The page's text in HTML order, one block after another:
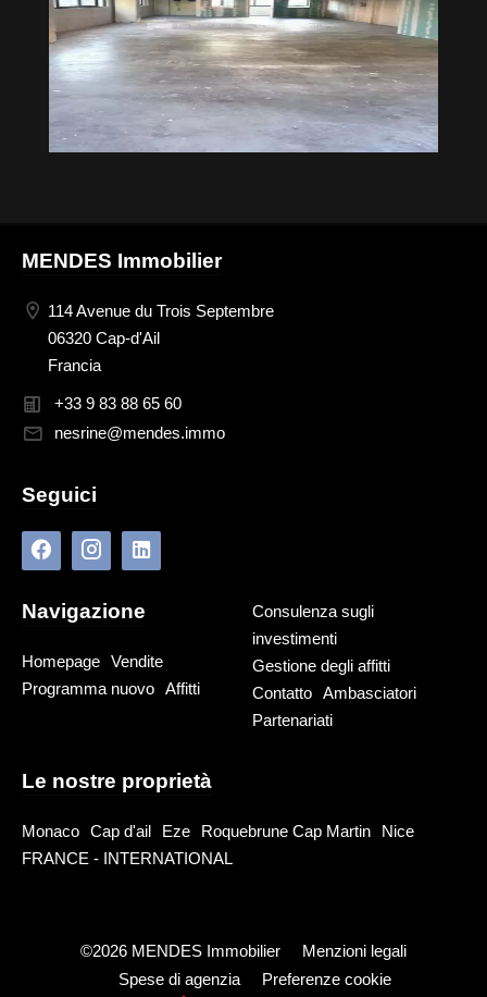
MENDES Immobilier
114 Avenue du Trois Septembre
06320 Cap-d'Ail
Francia
+33 9 83 88 65 60
nesrine@mendes.immo
Seguici
Navigazione
Homepage Vendite
Programma nuovo Affitti
Consulenza sugli
investimenti
Gestione degli affitti
Contatto
Ambasciatori
Partenariati
Le nostre proprietà
Monaco Cap d'ail Eze Roquebrune Cap Martin
Nice
FRANCE - INTERNATIONAL
©2026 MENDES Immobilier
Menzioni legali
Spese di agenzia
Preferenze cookie